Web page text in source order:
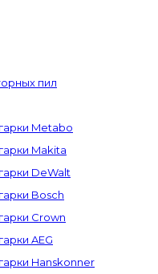
пил
Metabo
Makita
DeWalt
Bosch
Crown
AEG
Hanskonner